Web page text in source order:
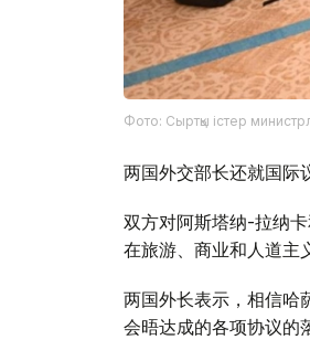
Фото: Сыртқы істер
两国外交部长还就国际
双方对阿斯塔纳-拉纳
在旅游、商业和人道主
两国外长表示，相信哈
会晤达成的各项协议的